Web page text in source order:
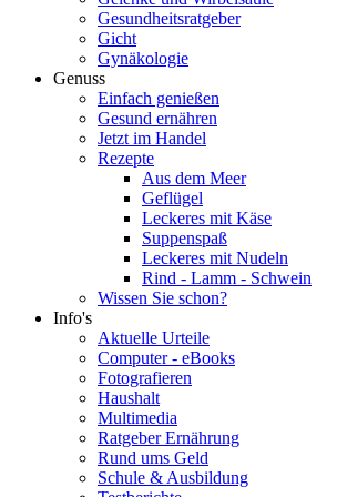
Gesundheitsratgeber
Gicht
Gynäkologie
Genuss
Einfach genießen
Gesund ernähren
Jetzt im Handel
Rezepte
Aus dem Meer
Geflügel
Leckeres mit Käse
Suppenspaß
Leckeres mit Nudeln
Rind - Lamm - Schwein
Wissen Sie schon?
Info's
Aktuelle Urteile
Computer - eBooks
Fotografieren
Haushalt
Multimedia
Ratgeber Ernährung
Rund ums Geld
Schule & Ausbildung